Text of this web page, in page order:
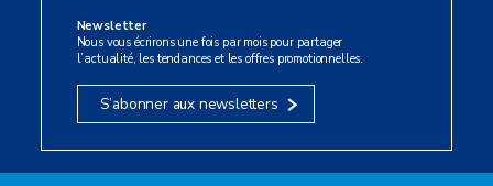
Newsletter
Nous vous écrirons une fois par mois pour partager
l’actualité, les tendances et les offres promotionnelles.
S’abonner aux newsletters